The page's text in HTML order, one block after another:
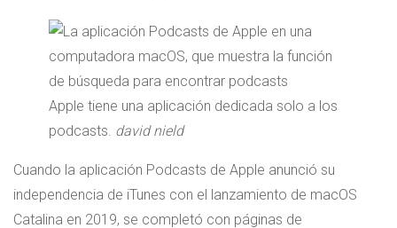
Apple tiene una aplicación dedicada solo a los
podcasts. david nield
Cuando la aplicación Podcasts de Apple anunció su
independencia de iTunes con el lanzamiento de macOS
Catalina en 2019, se completó con páginas de